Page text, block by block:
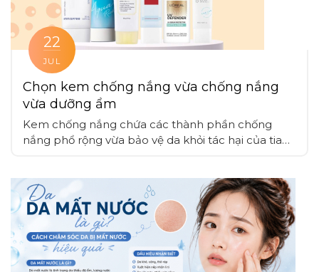
22
JUL
Chọn kem chống nắng vừa chống nắng
vừa dưỡng ẩm
Kem chống nắng chứa các thành phần chống
nắng phổ rộng vừa bảo vệ da khỏi tác hại của tia
acid, glycerin, nhờ vậy da được bảo vệ mà không bị
mất nước